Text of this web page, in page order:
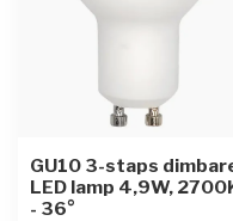
GU10 3-staps
LED lamp 4,9W,
- 36°